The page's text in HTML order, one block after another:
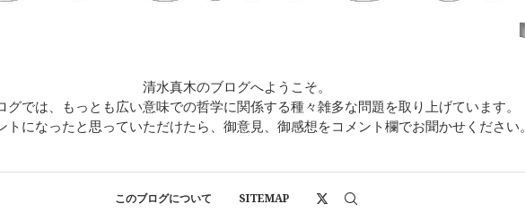
清水真木のブログへようこそ。
グでは、もっとも広い意味での哲学に関係する種々雑多な問題を取り上げています。
トになったと思っていただけたら、御意見、御感想をコメント欄でお聞かせください。
このブログについて SITEMAP